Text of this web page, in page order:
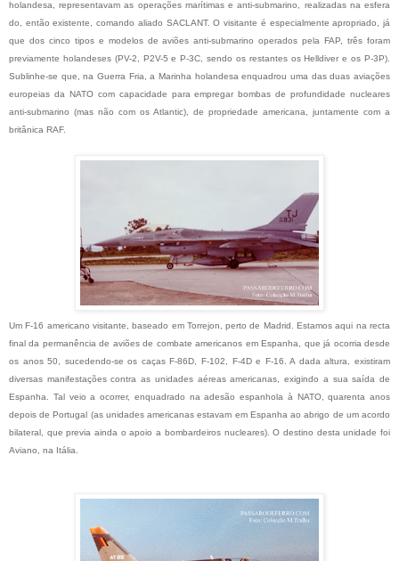
holandesa, representavam as operações marítimas e anti-submarino, realizadas na esfera
do, então existente, comando aliado SACLANT. O visitante é especialmente apropriado, já
que dos cinco tipos e modelos de aviões anti-submarino operados pela FAP, três foram
previamente holandeses (PV-2, P2V-5 e P-3C, sendo os restantes os Helldiver e os P-3P).
Sublinhe-se que, na Guerra Fria, a Marinha holandesa enquadrou uma das duas aviações
europeias da NATO com capacidade para empregar bombas de profundidade nucleares
anti-submarino (mas não com os Atlantic), de propriedade americana, juntamente com a
britânica RAF.
Um F-16 americano visitante, baseado em Torrejon, perto de Madrid. Estamos aqui na recta
final da permanência de aviões de combate americanos em Espanha, que já ocorria desde
os anos 50, sucedendo-se os caças F-86D, F-102, F-4D e F-16. A dada altura, existiram
diversas manifestações contra as unidades aéreas americanas, exigindo a sua saída de
Espanha. Tal veio a ocorrer, enquadrado na adesão espanhola à NATO, quarenta anos
depois de Portugal (as unidades americanas estavam em Espanha ao abrigo de um acordo
bilateral, que previa ainda o apoio a bombardeiros nucleares). O destino desta unidade foi
Aviano, na Itália.